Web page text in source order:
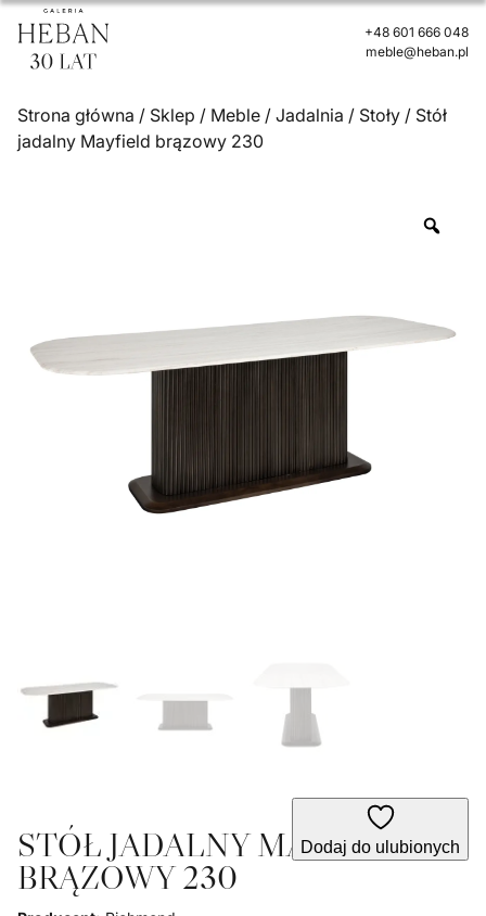
+48 601 666 048
meble@heban.pl
Strona główna / Sklep / Meble / Jadalnia / Stoły / Stół
jadalny Mayfield brązowy 230
Dodaj do ulubionych
STÓŁ JADALNY MAYFIELD
BRĄZOWY 230